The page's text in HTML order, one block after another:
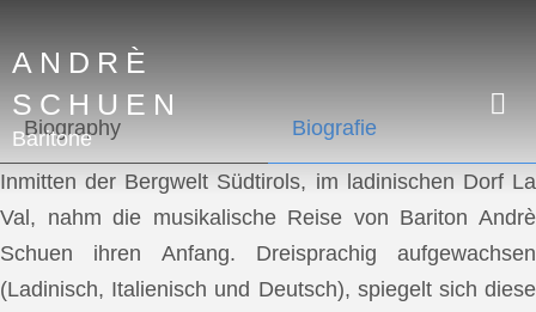
ANDRÈ
SCHUEN
Baritone
Biography Biografie
Inmitten der Bergwelt Südtirols, im ladinischen Dorf La
Val, nahm die musikalische Reise von Bariton Andrè
Schuen ihren Anfang. Dreisprachig aufgewachsen
(Ladinisch, Italienisch und Deutsch), spiegelt sich diese